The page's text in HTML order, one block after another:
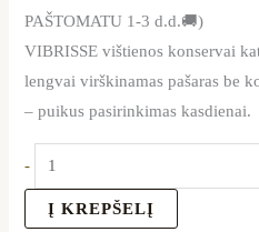
PAŠTOMATU 1-3 d.d.🚚)
VIBRISSE vištienos konservai
lengvai virškinamas pašaras be
– puikus pasirinkimas kasdienai.
-
Į KREPŠELĮ